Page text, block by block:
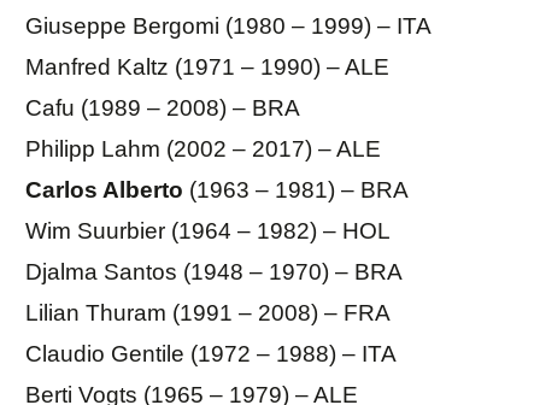
Giuseppe Bergomi (1980 – 1999) – ITA
Manfred Kaltz (1971 – 1990) – ALE
Cafu (1989 – 2008) – BRA
Philipp Lahm (2002 – 2017) – ALE
Carlos Alberto (1963 – 1981) – BRA
Wim Suurbier (1964 – 1982) – HOL
Djalma Santos (1948 – 1970) – BRA
Lilian Thuram (1991 – 2008) – FRA
Claudio Gentile (1972 – 1988) – ITA
Berti Vogts (1965 – 1979) – ALE